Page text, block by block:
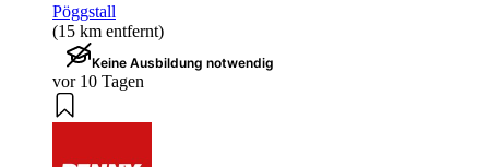
Pöggstall
(15 km entfernt)
Keine Ausbildung notwendig
vor 10 Tagen